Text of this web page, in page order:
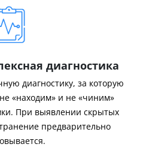
диагностика
диагностику, за которую
«находим» и не «чиним»
При выявлении скрытых
предварительно